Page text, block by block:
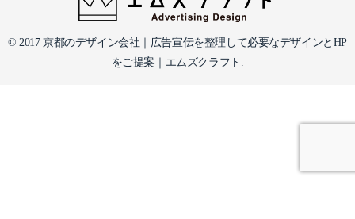
© 2017 京都のデザイン会社｜広告宣伝を整理して必要なデザインとHP
をご提案｜エムズクラフト.